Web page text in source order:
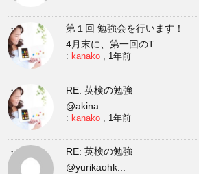
第１回 勉強会を行います！
4月末に、第一回のT...
: kanako , 1年前
RE: 英検の勉強
@akina ...
:kanako 1年前
RE: 英検の勉強
@yurikaohk...